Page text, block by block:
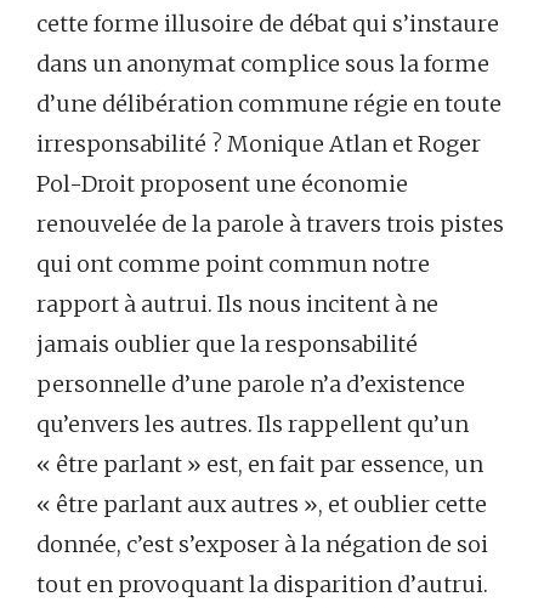
cette forme illusoire de débat qui s’instaure
dans un anonymat complice sous la forme
d’une délibération commune régie en toute
irresponsabilité ? Monique Atlan et Roger
Pol-Droit proposent une économie
renouvelée de la parole à travers trois pistes
qui ont comme point commun notre
rapport à autrui. Ils nous incitent à ne
jamais oublier que la responsabilité
personnelle d’une parole n’a d’existence
qu’envers les autres. Ils rappellent qu’un
« être parlant » est, en fait par essence, un
« être parlant aux autres », et oublier cette
donnée, c’est s’exposer à la négation de soi
tout en provoquant la disparition d’autrui.